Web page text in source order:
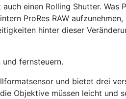
einen Rolling Shutter. Was
ProRes RAW
hinter dieser
fernsteuern.
und bietet drei
Objektive müssen leicht und